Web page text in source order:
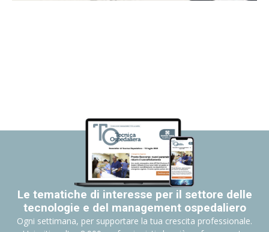
Le tematiche di interesse per il settore delle
tecnologie e del management ospedaliero
Ogni settimana, per supportare la tua crescita professionale.